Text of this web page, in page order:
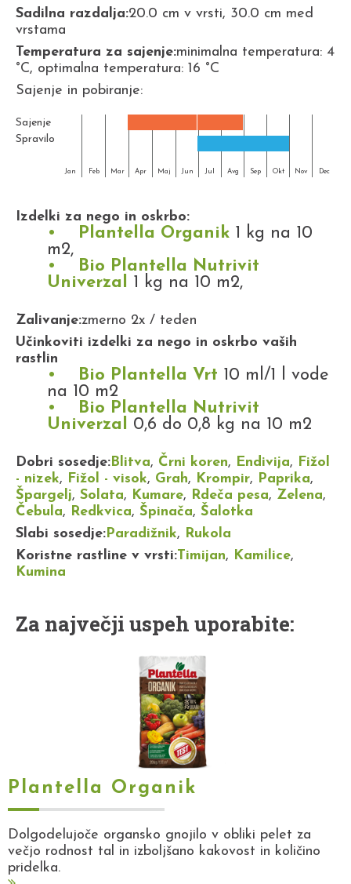
Sadilna razdalja:20.0 cm v vrsti, 30.0 cm med
vrstama
Temperatura za sajenje:minimalna temperatura: 4
°C, optimalna temperatura: 16 °C
Sajenje in pobiranje:
Sajenje
Spravilo
Jan Feb Mar Apr Maj Jun Jul Avg Sep Okt Nov Dec
Izdelki za nego in oskrbo:
Plantella Organik 1 kg na 10
m2,
Bio Plantella Nutrivit
Univerzal 1 kg na 10 m2,
Zalivanje:zmerno 2x / teden
Učinkoviti izdelki za nego in oskrbo vaših
rastlin
Bio Plantella Vrt 10 ml/1 l vode
na 10 m2
Bio Plantella Nutrivit
Univerzal 0,6 do 0,8 kg na 10 m2
Dobri sosedje: Blitva, Črni koren, Endivija, Fižol
- nizek, Fižol - visok, Grah, Krompir, Paprika,
Špargelj, Solata, Kumare, Rdeča pesa, Zelena,
Čebula, Redkvica, Špinača, Šalotka
Slabi sosedje: Paradižnik, Rukola
Koristne rastline v vrsti:Timijan, Kamilice,
Kumina
Za največji uspeh uporabite:
Plantella Organik
Dolgodelujoče organsko gnojilo v obliki pelet za
večjo rodnost tal in izboljšano kakovost in količino
pridelka.